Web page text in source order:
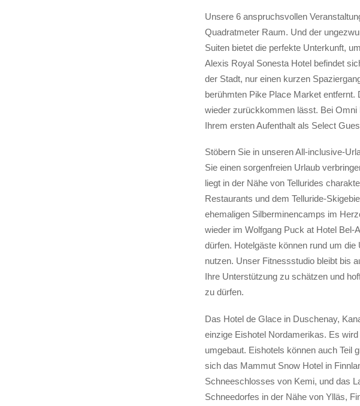
Unsere 6 anspruchsvollen
Quadratmeter Raum. Und der
Suiten bietet die perfekte Unterkunft,
Alexis Royal Sonesta Hotel befindet
der Stadt, nur einen kurzen
berühmten Pike Place Market
wieder zurückkommen lässt. Bei
Ihrem ersten Aufenthalt als Select
Stöbern Sie in unseren All-inclusive-
Sie einen sorgenfreien Urlaub
liegt in der Nähe von Tellurides
Restaurants und dem Telluride-
ehemaligen Silberminencamps im
wieder im Wolfgang Puck at Hotel
dürfen. Hotelgäste können rund um
nutzen. Unser Fitnessstudio bleibt bis
Ihre Unterstützung zu schätzen und
zu dürfen.
Das Hotel de Glace in Duschenay,
einzige Eishotel Nordamerikas. Es
umgebaut. Eishotels können auch Teil
sich das Mammut Snow Hotel in
Schneeschlosses von Kemi, und das
Schneedorfes in der Nähe von Ylläs,